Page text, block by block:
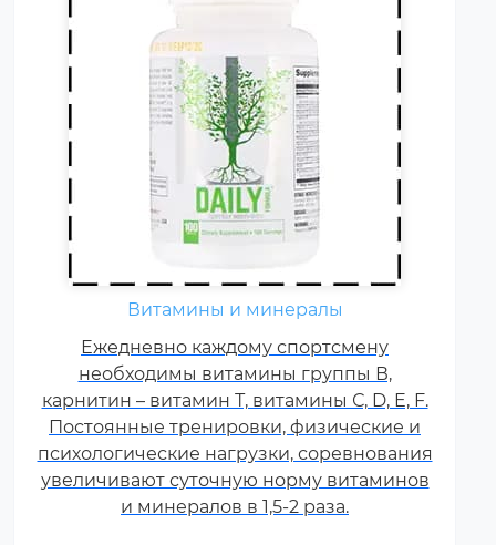
Витамины и минералы
Ежедневно каждому спортсмену
необходимы витамины группы В,
карнитин – витамин Т, витамины С, D, E, F.
Постоянные тренировки, физические и
психологические нагрузки, соревнования
увеличивают суточную норму витаминов
и минералов в 1,5-2 раза.